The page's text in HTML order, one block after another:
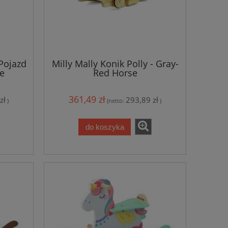
)
Milly Mally Konik Polly - Gray-
Red Horse
361,49 zł (netto: 293,89 zł )
do koszyka